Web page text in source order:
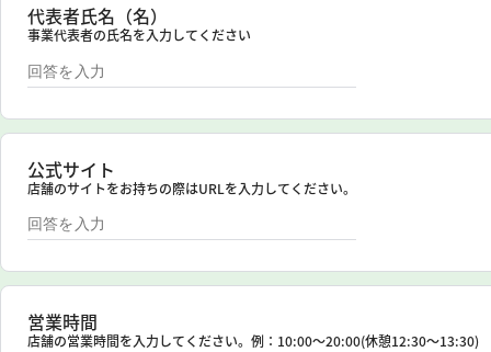
代表者氏名（名）
事業代表者の氏名を入力してください
公式サイト
店舗のサイトをお持ちの際はURLを入力してください。
営業時間
店舗の営業時間を入力してください。例：10:00〜20:00(休憩12:30〜13:30)